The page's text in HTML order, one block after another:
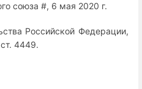
союза #, 6 мая 2020 г.
Российской Федерации,
4449.